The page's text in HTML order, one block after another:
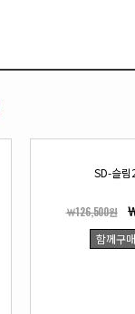
SD-슬
￦126,500원
함께구